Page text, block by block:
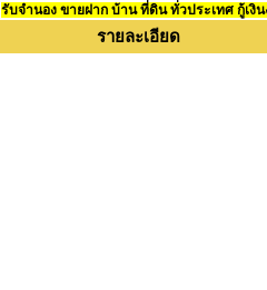
รับจำนอง ขายฝาก บ้าน ที่ดิน ทั่วประเทศ กู้เงิ
รายละเอียด